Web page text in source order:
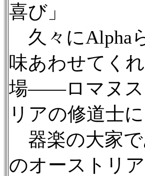
喜び」
久々にAlpha
味あわせてく
場——ロマヌス
リアの修道士
器楽の大家で
のオーストリ